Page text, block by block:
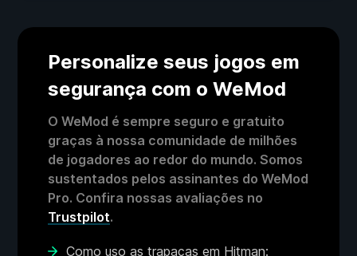
Personalize seus jogos em
segurança com o WeMod
O WeMod é sempre seguro e gratuito
graças à nossa comunidade de milhões
de jogadores ao redor do mundo. Somos
sustentados pelos assinantes do WeMod
Pro. Confira nossas avaliações no
Trustpilot.
Como uso as trapaças em Hitman: